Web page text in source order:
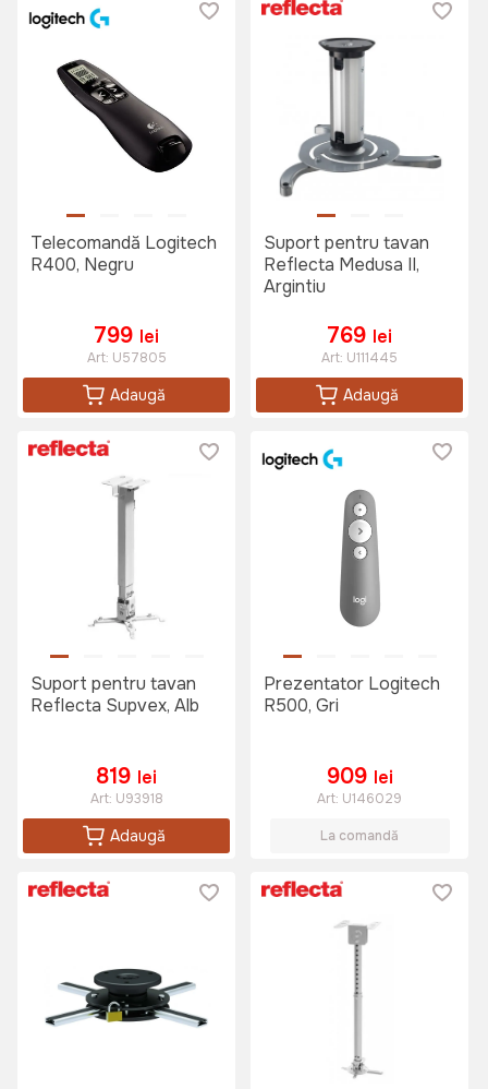
Telecomandă Logitech
R400, Negru
799 lei
Art: U57805
Adaugă
Suport pentru tavan
Reflecta Medusa II,
Argintiu
769 lei
Art: U111445
Adaugă
Suport pentru tavan
Reflecta Supvex, Alb
819 lei
Art: U93918
Adaugă
Prezentator Logitech
R500, Gri
909 lei
Art: U146029
La comandă